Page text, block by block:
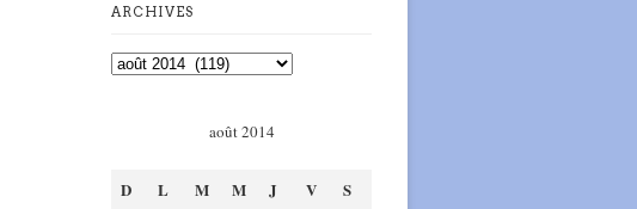
ARCHIVES
août 2014
D L M M J V S